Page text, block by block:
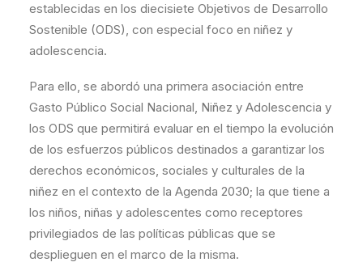
establecidas en los diecisiete Objetivos de Desarrollo
Sostenible (ODS), con especial foco en niñez y
adolescencia.
Para ello, se abordó una primera asociación entre
Gasto Público Social Nacional, Niñez y Adolescencia y
los ODS que permitirá evaluar en el tiempo la evolución
de los esfuerzos públicos destinados a garantizar los
derechos económicos, sociales y culturales de la
niñez en el contexto de la Agenda 2030; la que tiene a
los niños, niñas y adolescentes como receptores
privilegiados de las políticas públicas que se
desplieguen en el marco de la misma.